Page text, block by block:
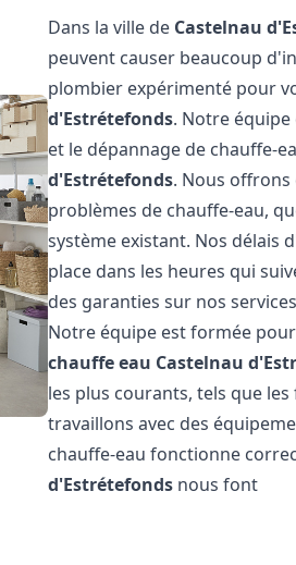
Dans la ville de Castelnau
peuvent causer beaucoup
plombier expérimenté pour
d'Estrétefonds. Notre
et le dépannage de chauffe-
d'Estrétefonds. Nous
problèmes de chauffe-eau,
système existant. Nos délais
place dans les heures qui
des garanties sur nos
Notre équipe est formée
chauffe eau Castelnau
les plus courants, tels que
travaillons avec des
chauffe-eau fonctionne
d'Estrétefonds nous font